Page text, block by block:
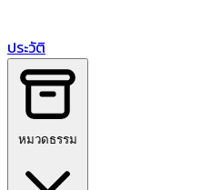
ประวัติ
หมวดธรรม